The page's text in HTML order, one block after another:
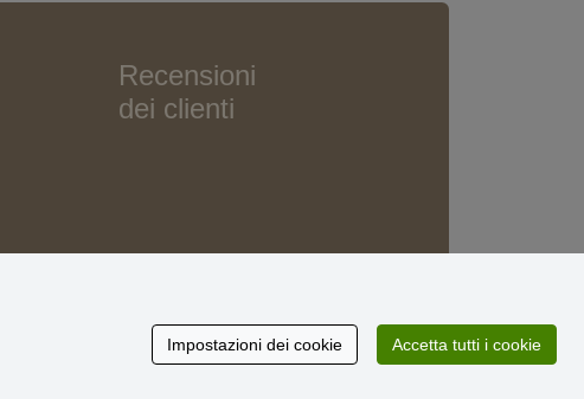
Recensioni
dei clienti
Impostazioni dei cookie Accetta tutti i cookie